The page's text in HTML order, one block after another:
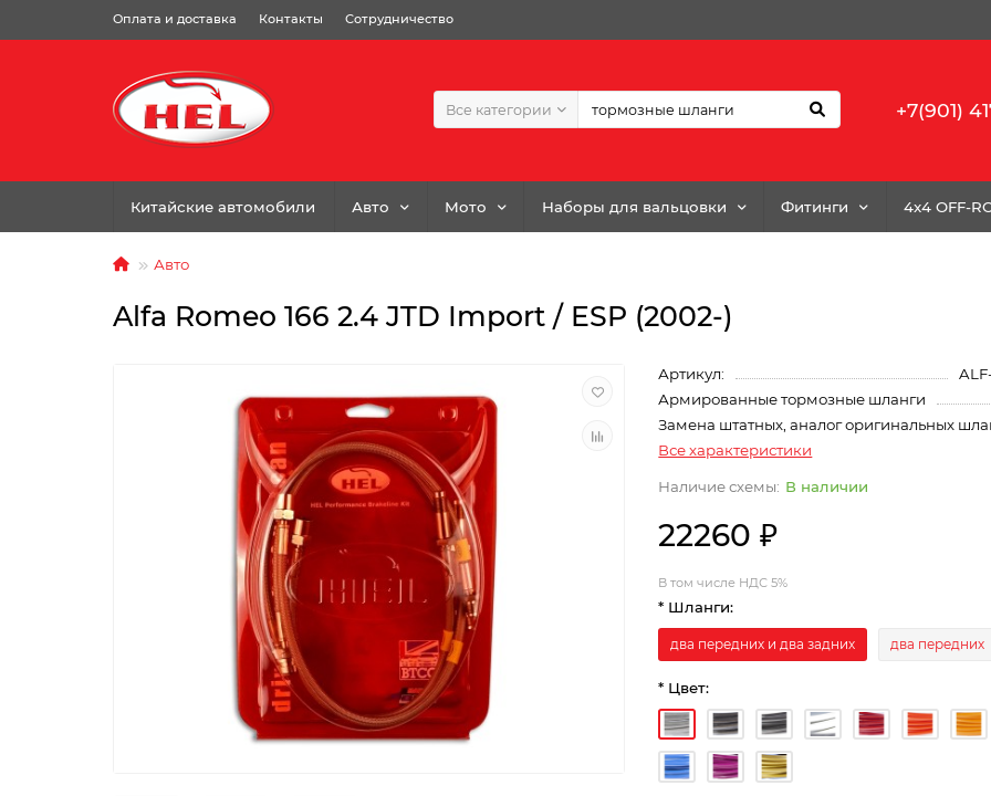
Оплата и доставка Контакты Сотрудничество
Все категории +7(901)
Китайские автомобили Авто Мото Наборы для вальцовки Фитинги 4x4 OFF-
Авто
Alfa Romeo 166 2.4 JTD Import / ESP (2002-)
Артикул:
Армированные тормозные шланги
Замена штатных, аналог оригинальных
Все характеристики
В наличии
22260 ₽
В том числе НДС 5%
* Шланги:
два передних и два задних два передних
* Цвет: